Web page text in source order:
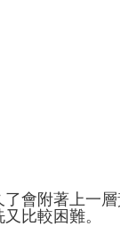
會附著上一
比較困難。